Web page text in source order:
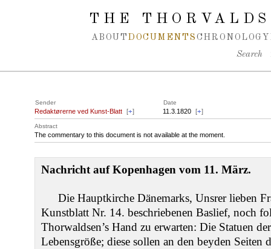
Spring navigation over
THE
ABOUT DOCUMENTS CHRONOLOGY
Search
Sender Date
Redaktørerne ved Kunst-Blatt [+] 11.3.1820 [+]
Abstract
The commentary to this document is not available at the moment.
Nachricht auf Kopenhagen vom 11. März.
Die Hauptkirche Dänemarks, Unsrer lieben
Kunstblatt Nr. 14. beschriebenen Baslief, noch
Thorwaldsen’s Hand zu erwarten: Die Statuen
Lebensgröße; diese sollen an den beyden Seiten